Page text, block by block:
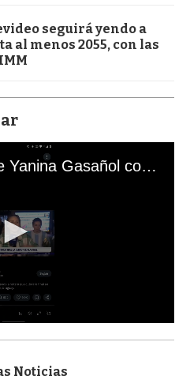
seguirá yendo a
al menos 2055, con las
El mal momento de Yanina Gasañol con un hincha argentino en "Subrayado"
Noticias